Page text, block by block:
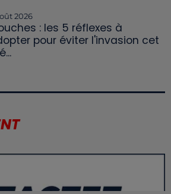
2026
: les 5 réflexes à
pour éviter l'invasion cet